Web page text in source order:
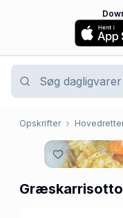
Opskrifter
Græskarrisotto